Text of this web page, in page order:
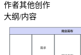
作者其他创作
大纲/内容